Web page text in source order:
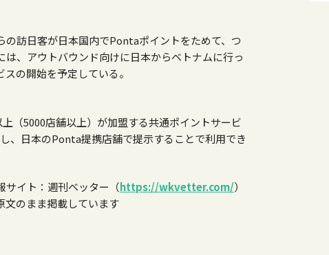
訪日客が日本国内でPontaポイントをためて、つ
、アウトバウンド向けに日本からベトナムに行っ
の開始を予定している。
（5000店舗以上）が加盟する共通ポイントサービ
日本のPonta提携店舗で提示することで利用でき
イト：週刊ベッター（https://wkvetter.com/）
のまま掲載しています